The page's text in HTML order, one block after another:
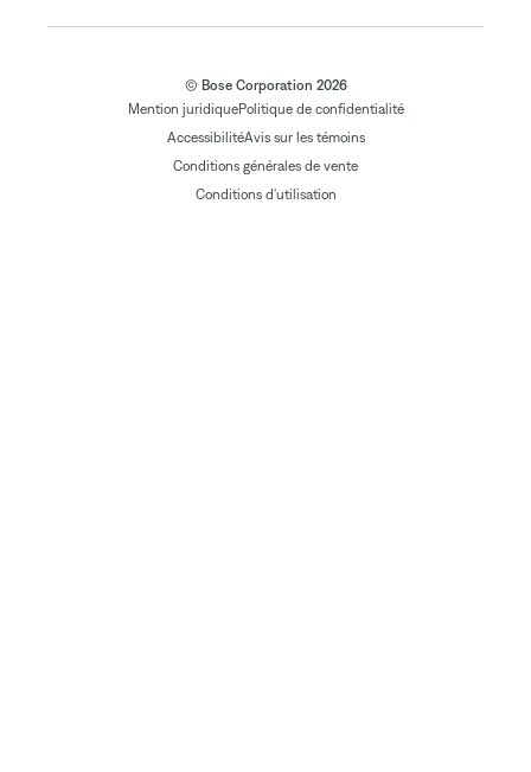
© Bose Corporation 2026
Mention juridiquePolitique de confidentialité
AccessibilitéAvis sur les témoins
Conditions générales de vente
Conditions d'utilisation